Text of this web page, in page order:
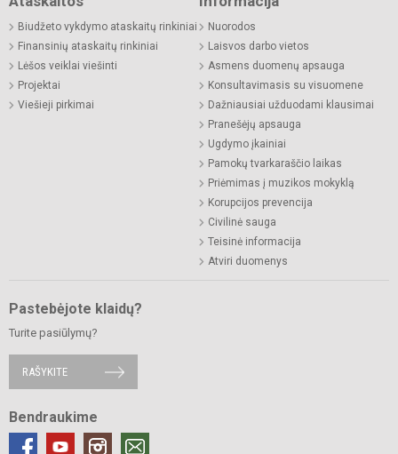
Biudžeto vykdymo ataskaitų rinkiniai
Finansinių ataskaitų rinkiniai
Lėšos veiklai viešinti
Projektai
Viešieji pirkimai
Nuorodos
Laisvos darbo vietos
Asmens duomenų apsauga
Konsultavimasis su visuomene
Dažniausiai užduodami klausimai
Pranešėjų apsauga
Ugdymo įkainiai
Pamokų tvarkaraščio laikas
Priėmimas į muzikos mokyklą
Korupcijos prevencija
Civilinė sauga
Teisinė informacija
Atviri duomenys
Pastebėjote klaidų?
Turite pasiūlymų?
RAŠYKITE
Bendraukime